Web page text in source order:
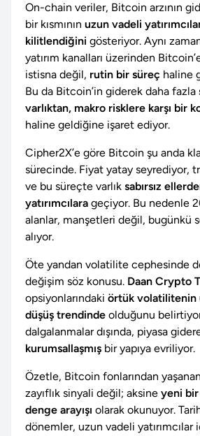
On-chain veriler, Bitcoin arzının
bir kısmının uzun vadeli
kilitlendiğini gösteriyor. Aynı
yatırım kanalları üzerinden
istisna değil, rutin bir süreç haline
Bu da Bitcoin’in giderek daha fazla
varlıktan, makro risklere karşı bir
haline geldiğine işaret ediyor.
Cipher2X’e göre Bitcoin şu anda
sürecinde. Fiyat yatay seyrediyor,
ve bu süreçte varlık sabırsız
yatırımcılara geçiyor. Bu nedenle
alanlar, manşetleri değil, bugünkü
alıyor.
Öte yandan volatilite cephesinde
değişim söz konusu. Daan Crypto
opsiyonlarındaki örtük volatilitenin
düşüş trendinde olduğunu
dalgalanmalar dışında, piyasa
kurumsallaşmış bir yapıya evriliyor.
Özetle, Bitcoin fonlarından
zayıflık sinyali değil; aksine yeni
denge arayışı olarak okunuyor.
dönemler, uzun vadeli